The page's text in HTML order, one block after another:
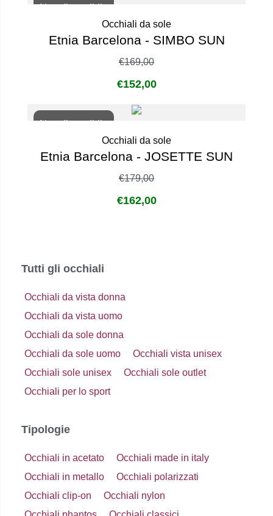
Non disponibile
Occhiali da sole
Etnia Barcelona - SIMBO SUN
€169,00
€152,00
Non disponibile
Occhiali da sole
Etnia Barcelona - JOSETTE SUN
€179,00
€162,00
Tutti gli occhiali
Occhiali da vista donna
Occhiali da vista uomo
Occhiali da sole donna
Occhiali da sole uomo
Occhiali vista unisex
Occhiali sole unisex
Occhiali sole outlet
Occhiali per lo sport
Tipologie
Occhiali in acetato
Occhiali made in italy
Occhiali in metallo
Occhiali polarizzati
Occhiali clip-on
Occhiali nylon